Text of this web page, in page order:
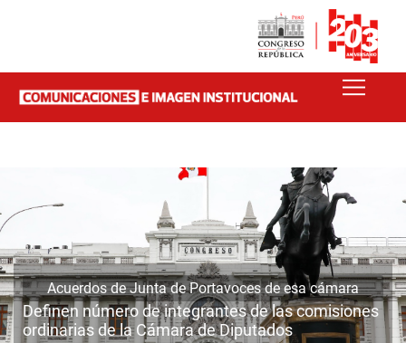
Acuerdos de Junta de Portavoces de esa cámara
Definen número de integrantes de las comisiones
ordinarias de la Cámara de Diputados